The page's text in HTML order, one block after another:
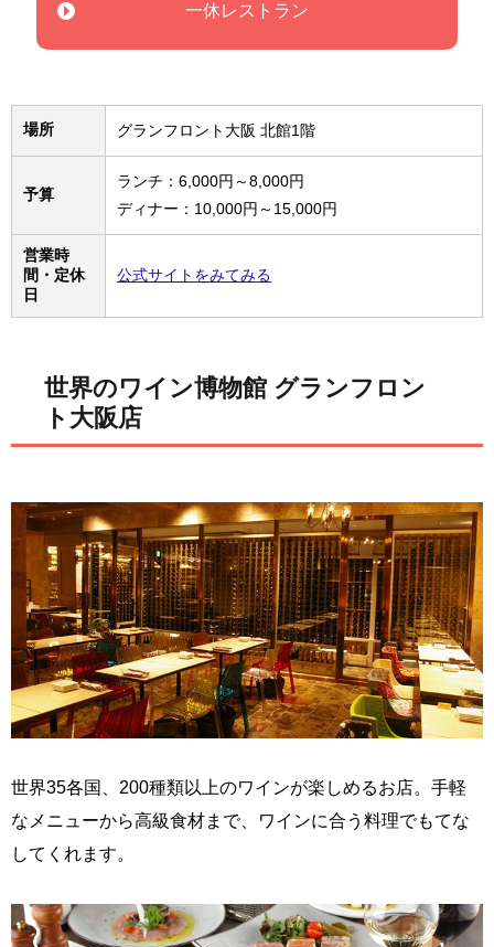
一休レストラン
場所 グランフロント大阪 北館1階
予算
ランチ：6,000円～8,000円
ディナー：10,000円～15,000円
営業時
間・定休
日
公式サイトをみてみる
世界のワイン博物館 グランフロン
ト大阪店
世界35各国、200種類以上のワインが楽しめるお店。手軽
なメニューから高級食材まで、ワインに合う料理でもてな
してくれます。